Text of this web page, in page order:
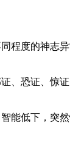
度的神志异
、恐证、惊
能低下，突